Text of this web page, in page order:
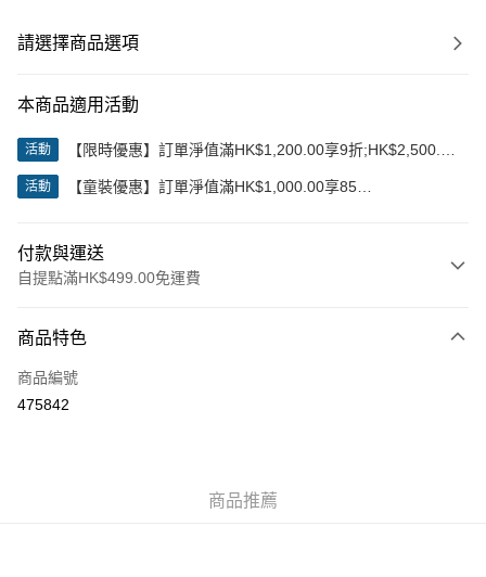
請選擇商品選項
本商品適用活動
活動
【限時優惠】訂單淨值滿HK$1,200.00享9折;HK$2,500.00
活動
【童裝優惠】訂單淨值滿HK$1,000.00享85
付款與運送
自提點滿HK$499.00免運費
信用卡
Apple Pay
商品特色
商品編號
475842
商品推薦